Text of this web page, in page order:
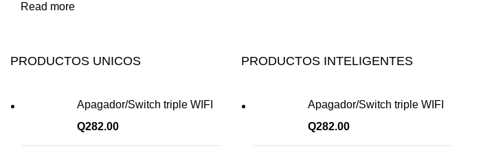
Read more
PRODUCTOS UNICOS
Apagador/Switch triple WIFI
Q282.00
PRODUCTOS INTELIGENTES
Apagador/Switch triple WIFI
Q282.00